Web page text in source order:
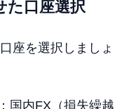
た口座選択
座を選択しましょ
国内FX（損失繰越